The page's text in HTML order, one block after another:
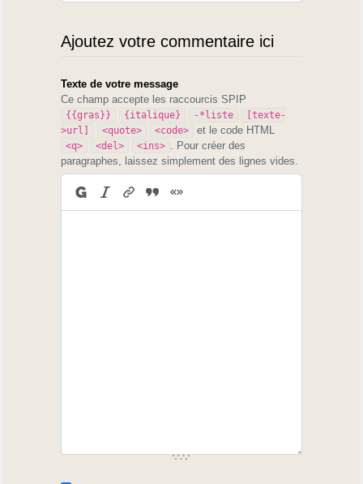
Ajoutez votre commentaire ici
Texte de votre message
Ce champ accepte les raccourcis SPIP
{{gras}} {italique} -*liste
[texte-
>url]
<quote> <code> et le code HTML
<q> <del> <ins>
. Pour créer des
paragraphes, laissez simplement des lignes vides.